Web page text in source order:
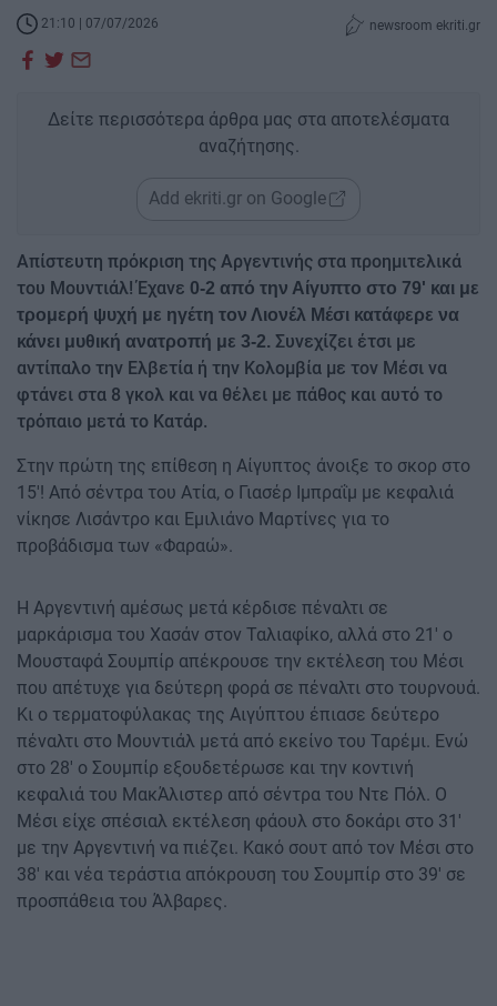
21:10 | 07/07/2026 newsroom ekriti.gr
Δείτε περισσότερα άρθρα μας στα αποτελέσματα
αναζήτησης.
Add ekriti.gr on Google
Απίστευτη πρόκριση της Αργεντινής στα προημιτελικά
του Μουντιάλ! Έχανε 0-2 από την Αίγυπτο στο 79' και με
τρομερή ψυχή με ηγέτη τον Λιονέλ Μέσι κατάφερε να
κάνει μυθική ανατροπή με 3-2. Συνεχίζει έτσι με
αντίπαλο την Ελβετία ή την Κολομβία με τον Μέσι να
φτάνει στα 8 γκολ και να θέλει με πάθος και αυτό το
τρόπαιο μετά το Κατάρ.
Στην πρώτη της επίθεση η Αίγυπτος άνοιξε το σκορ στο
15'! Από σέντρα του Ατία, ο Γιασέρ Ιμπραΐμ με κεφαλιά
νίκησε Λισάντρο και Εμιλιάνο Μαρτίνες για το
προβάδισμα των «Φαραώ».
Η Αργεντινή αμέσως μετά κέρδισε πέναλτι σε
μαρκάρισμα του Χασάν στον Ταλιαφίκο, αλλά στο 21' ο
Μουσταφά Σουμπίρ απέκρουσε την εκτέλεση του Μέσι
που απέτυχε για δεύτερη φορά σε πέναλτι στο τουρνουά.
Κι ο τερματοφύλακας της Αιγύπτου έπιασε δεύτερο
πέναλτι στο Μουντιάλ μετά από εκείνο του Ταρέμι. Ενώ
στο 28' ο Σουμπίρ εξουδετέρωσε και την κοντινή
κεφαλιά του ΜακΆλιστερ από σέντρα του Ντε Πόλ. Ο
Μέσι είχε σπέσιαλ εκτέλεση φάουλ στο δοκάρι στο 31'
με την Αργεντινή να πιέζει. Κακό σουτ από τον Μέσι στο
38' και νέα τεράστια απόκρουση του Σουμπίρ στο 39' σε
προσπάθεια του Άλβαρες.